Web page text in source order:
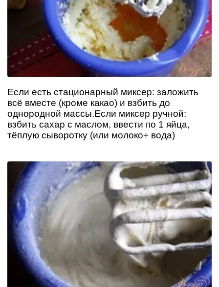
Если есть стационарный миксер: заложить
всё вместе (кроме какао) и взбить до
однородной массы.Если миксер ручной:
взбить сахар с маслом, ввести по 1 яйца,
тёплую сыворотку (или молоко+ вода)